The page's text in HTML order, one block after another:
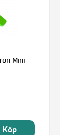
Mini
Köp